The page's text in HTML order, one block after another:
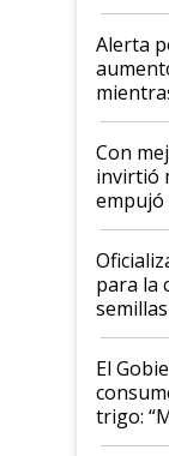
Alerta
Con
invirtió
empujó
para la
granel
El
trigo: